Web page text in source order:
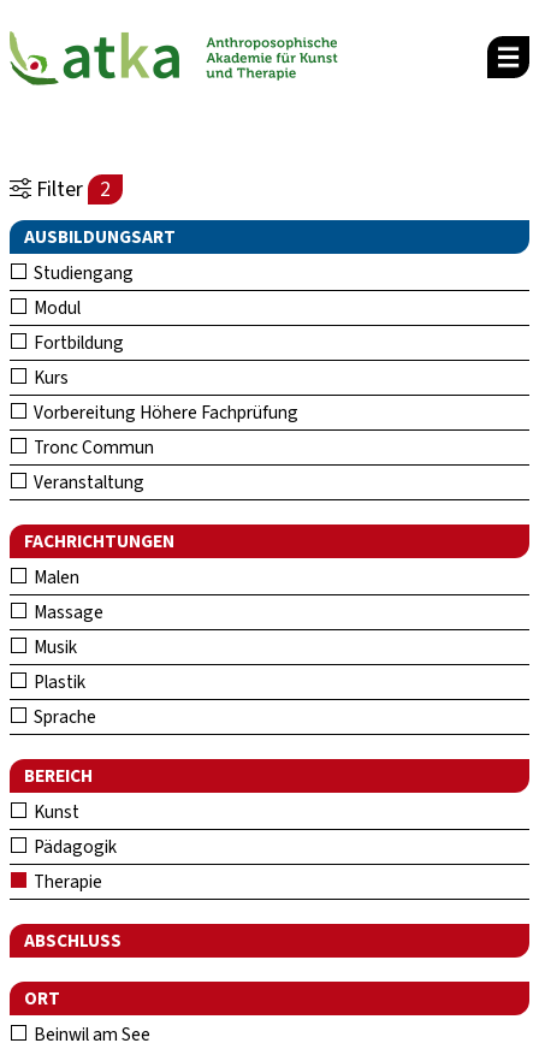
Filter 2
AUSBILDUNGSART
Studiengang
Modul
Fortbildung
Kurs
Vorbereitung Höhere Fachprüfung
Tronc Commun
Veranstaltung
FACHRICHTUNGEN
Malen
Massage
Musik
Plastik
Sprache
BEREICH
Kunst
Pädagogik
Therapie
ABSCHLUSS
ORT
Beinwil am See